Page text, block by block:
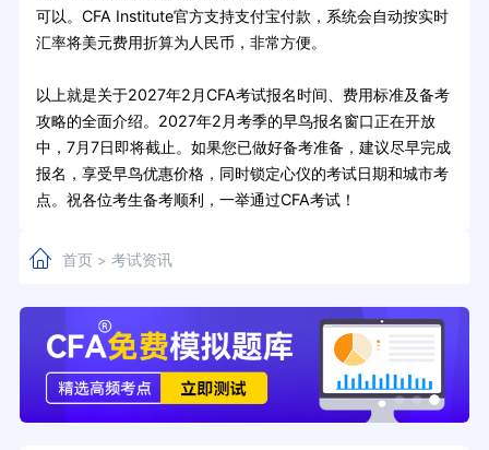
可以。CFA Institute官方支持支付宝付款，系统会自动按实时
汇率将美元费用折算为人民币，非常方便。
以上就是关于2027年2月CFA考试报名时间、费用标准及备考
攻略的全面介绍。2027年2月考季的早鸟报名窗口正在开放
中，7月7日即将截止。如果您已做好备考准备，建议尽早完成
报名，享受早鸟优惠价格，同时锁定心仪的考试日期和城市考
点。祝各位考生备考顺利，一举通过CFA考试！
首页> 考试资讯